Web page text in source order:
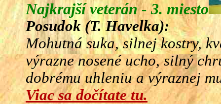
Najkrajší veterán - 3. miesto
Posudok (T. Havelka):
Mohutná suka, silnej kostry,
výrazne nosené ucho, silný
dobrému uhleniu a výraznej
Viac sa dočítate tu.